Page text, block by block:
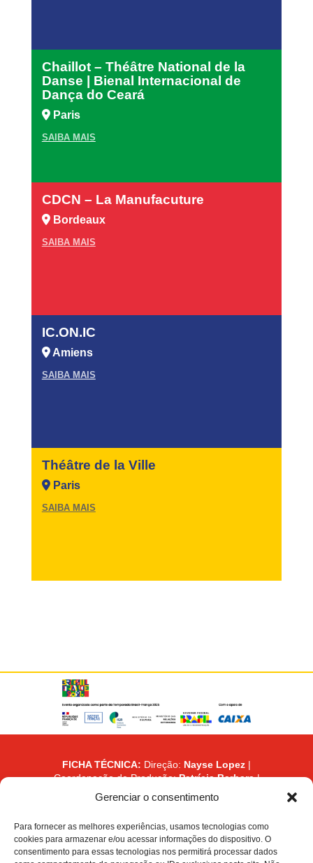
Gerenciar o consentimento
Para fornecer as melhores experiências, usamos tecnologias como
cookies para armazenar e/ou acessar informações do dispositivo. O
consentimento para essas tecnologias nos permitirá processar dados
Chaillot – Théâtre National de la
Danse | Bienal Internacional de
Dança do Ceará
Paris
SAIBA MAIS
CDCN – La Manufacuture
Bordeaux
SAIBA MAIS
IC.ON.IC
Amiens
SAIBA MAIS
Théâtre de la Ville
Paris
SAIBA MAIS
FICHA TÉCNICA: Direção: Nayse Lopez |
Coordenação de Produção:Patrícia Barbara|
Assistente de Direção:
Willian Silva
Comunicação e Conteúdo:Netto| Assistente
Coordenação Financeira:Santiago Elias|
Site:Patricia Lemgruber